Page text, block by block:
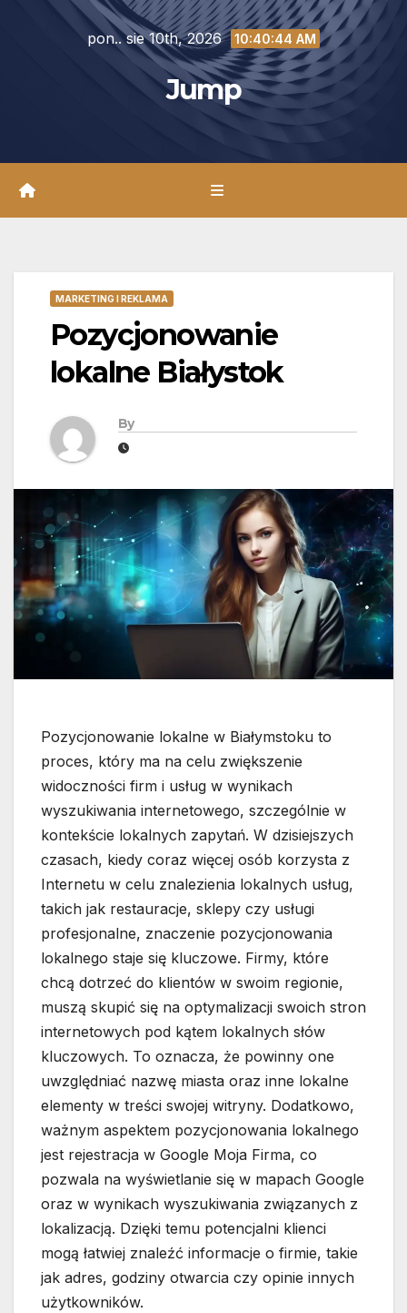
pon.. sie 10th, 2026 10:40:45 AM
Jump
MARKETING I REKLAMA
Pozycjonowanie
lokalne Białystok
By
Pozycjonowanie lokalne w Białymstoku to
proces, który ma na celu zwiększenie
widoczności firm i usług w wynikach
wyszukiwania internetowego, szczególnie w
kontekście lokalnych zapytań. W dzisiejszych
czasach, kiedy coraz więcej osób korzysta z
Internetu w celu znalezienia lokalnych usług,
takich jak restauracje, sklepy czy usługi
profesjonalne, znaczenie pozycjonowania
lokalnego staje się kluczowe. Firmy, które
chcą dotrzeć do klientów w swoim regionie,
muszą skupić się na optymalizacji swoich stron
internetowych pod kątem lokalnych słów
kluczowych. To oznacza, że powinny one
uwzględniać nazwę miasta oraz inne lokalne
elementy w treści swojej witryny. Dodatkowo,
ważnym aspektem pozycjonowania lokalnego
jest rejestracja w Google Moja Firma, co
pozwala na wyświetlanie się w mapach Google
oraz w wynikach wyszukiwania związanych z
lokalizacją. Dzięki temu potencjalni klienci
mogą łatwiej znaleźć informacje o firmie, takie
jak adres, godziny otwarcia czy opinie innych
użytkowników.